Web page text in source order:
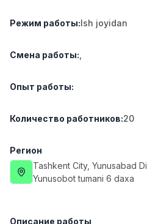
Ish joyidan
Оператор колл-центра
Full time job
Ish joyidan
Повар фастфуда
LES AILES
Full time job
Ish joyidan
NAVBAHOR APTEKA
Режим работы:Ish joyidan
Смена работы:
Опыт работы:
Количество работников:20
Регион
Tashkent City, Yunusabad
Yunusobot tumani 6 daxa
Описание работы